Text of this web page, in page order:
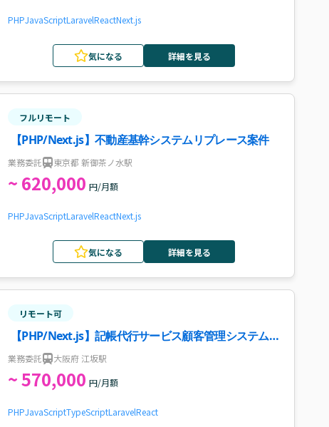
PHPJavaScriptLaravelReactNext.js
気になる 詳細を見る
フルリモート
【PHP/Next.js】不動産基幹システムリプレース案件
業務委託 東京都 新御茶ノ水駅
~ 620,000 円/月額
PHPJavaScriptLaravelReactNext.js
気になる 詳細を見る
リモート可
【PHP/Next.js】記帳代行サービス顧客管理システム開
発案件・求人
業務委託 大阪府 江坂駅
~ 570,000 円/月額
PHPJavaScriptTypeScriptLaravelReact